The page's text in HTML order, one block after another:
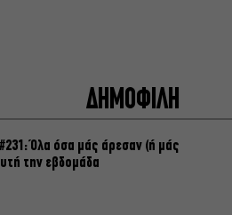
ΔΗΜΟΦΙΛΗ
Όλα όσα μάς άρεσαν (ή μάς
την εβδομάδα